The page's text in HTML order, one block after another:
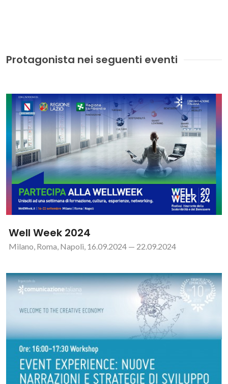
Protagonista nei seguenti eventi
Well Week 2024
Milano, Roma, Napoli, 16.09.2024 — 22.09.2024